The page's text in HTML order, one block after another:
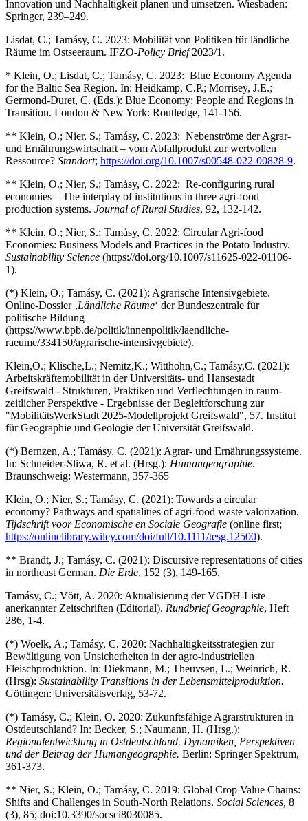
Innovation und Nachhaltigkeit planen und umsetzen. Wiesbaden:
Springer, 239–249.
Lisdat, C.; Tamásy, C. 2023: Mobilität von Politiken für ländliche
Räume im Ostseeraum. IFZO-Policy Brief2023/1.
* Klein, O.; Lisdat, C.; Tamásy, C. 2023: Blue Economy Agenda
for the Baltic Sea Region. In: Heidkamp, C.P.; Morrisey, J.E.;
Germond-Duret, C. (Eds.): Blue Economy: People and Regions in
Transition. London & New York: Routledge, 141-156.
** Klein, O.; Nier, S.; Tamásy, C. 2023: Nebenströme der Agrar-
und Ernährungswirtschaft – vom Abfallprodukt zur wertvollen
Ressource? Standort; https://doi.org/10.1007/s00548-022-00828-9.
** Klein, O.; Nier, S.; Tamásy, C. 2022: Re-configuring rural
economies – The interplay of institutions in three agri-food
production systems. Journal of Rural Studies, 92, 132-142.
** Klein, O.; Nier, S.; Tamásy, C. 2022: Circular Agri-food
Economies: Business Models and Practices in the Potato Industry.
Sustainability Science (https://doi.org/10.1007/s11625-022-01106-
1).
(*) Klein, O.; Tamásy, C. (2021): Agrarische Intensivgebiete.
Online-Dossier ‚Ländliche Räume‘ der Bundeszentrale für
politische Bildung
(https://www.bpb.de/politik/innenpolitik/laendliche-
raeume/334150/agrarische-intensivgebiete).
Klein,O.; Klische,L.; Nemitz,K.; Witthohn,C.; Tamásy,C. (2021):
Arbeitskräftemobilität in der Universitäts- und Hansestadt
Greifswald - Strukturen, Praktiken und Verflechtungen in raum-
zeitlicher Perspektive - Ergebnisse der Begleitforschung zur
"MobilitätsWerkStadt 2025-Modellprojekt Greifswald", 57. Institut
für Geographie und Geologie der Universität Greifswald.
(*) Bernzen, A.; Tamásy, C. (2021): Agrar- und Ernährungssysteme.
In: Schneider-Sliwa, R. et al. (Hrsg.): Humangeographie.
Braunschweig: Westermann, 357-365
Klein, O.; Nier, S.; Tamásy, C. (2021): Towards a circular
economy? Pathways and spatialities of agri-food waste valorization.
Tijdschrift voor Economische en Sociale Geografie (online first;
https://onlinelibrary.wiley.com/doi/full/10.1111/tesg.12500).
** Brandt, J.; Tamásy, C. (2021): Discursive representations of cities
in northeast German. Die Erde, 152 (3), 149-165.
Tamásy, C.; Vött, A. 2020: Aktualisierung der VGDH-Liste
anerkannter Zeitschriften (Editorial). Rundbrief Geographie, Heft
286, 1-4.
(*) Woelk, A.; Tamásy, C. 2020: Nachhaltigkeitsstrategien zur
Bewältigung von Unsicherheiten in der agro-industriellen
Fleischproduktion. In: Diekmann, M.; Theuvsen, L.; Weinrich, R.
(Hrsg): Sustainability Transitions in der Lebensmittelproduktion.
Göttingen: Universitätsverlag, 53-72.
(*) Tamásy, C.; Klein, O. 2020: Zukunftsfähige Agrarstrukturen in
Ostdeutschland? In: Becker, S.; Naumann, H. (Hrsg.):
Regionalentwicklung in Ostdeutschland. Dynamiken, Perspektiven
und der Beitrag der Humangeographie. Berlin: Springer Spektrum,
361-373.
** Nier, S.; Klein, O.; Tamásy, C. 2019: Global Crop Value Chains:
Shifts and Challenges in South-North Relations. Social Sciences, 8
(3), 85; doi:10.3390/socsci8030085.